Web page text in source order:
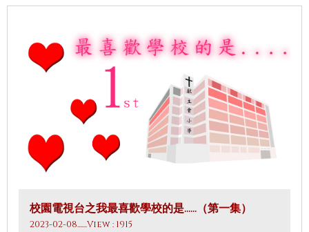
校園電視台之我最喜歡學校的是……（第一集）
2023-02-08.......View : 1915